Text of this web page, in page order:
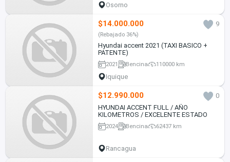
Osorno
$14.000.000 9
(Rebajado 36%)
Hyundai accent 2021 (TAXI BASICO +
PATENTE)
2021 Bencina 110000 km
Iquique
$12.990.000
0
HYUNDAI ACCENT FULL / AÑO
KILOMETROS / EXCELENTE ESTADO
2024 Bencina 62437 km
Rancagua